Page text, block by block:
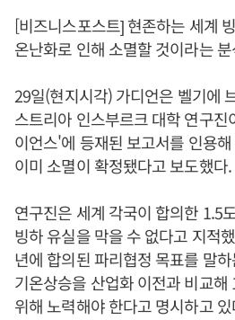
[비즈니스포스트] 현존하는 세계
온난화로 인해 소멸할 것이라는
29일(현지시각) 가디언은 벨기에
스트리아 인스부르크 대학 연구
이언스'에 등재된 보고서를 인용
이미 소멸이 확정됐다고 보도했다.
연구진은 세계 각국이 합의한 1.5
빙하 유실을 막을 수 없다고 지적
년에 합의된 파리협정 목표를 말
기온상승을 산업화 이전과 비교해
위해 노력해야 한다고 명시하고